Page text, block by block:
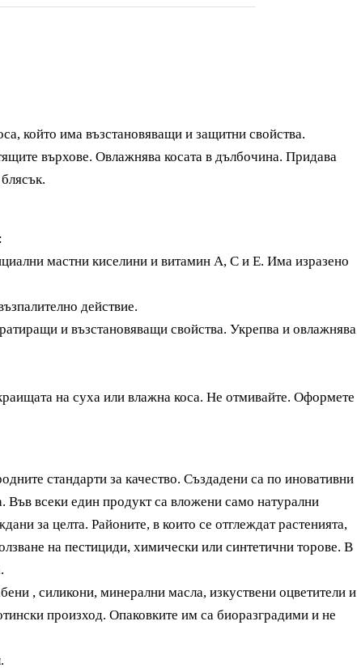
който има възстановяващи и защитни свойства.
върхове. Овлажнява косата в дълбочина. Придава
мастни киселини и витамин А, С и Е. Има изразено
действие.
и възстановяващи свойства. Укрепва и овлажнява
на суха или влажна коса. Не отмивайте. Оформете
стандарти за качество. Създадени са по иновативни
Във всеки един продукт са вложени само натурални
за целта. Районите, в които се отглеждат растенията,
на пестициди, химически или синтетични торове. В
, силикони, минерални масла, изкуствени оцветители и
произход. Опаковките им са биоразградими и не